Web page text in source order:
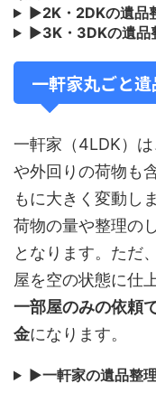
▶2K・2DKの遺品
▶3K・3DKの遺品
一軒家丸ごと
一軒家（4LDK）
や外回りの荷物も
もに大きく変動しま
荷物の量や整理の
となります。ただ
屋を空の状態に仕
一部屋のみの依頼
金になります。
▶一軒家の遺品整